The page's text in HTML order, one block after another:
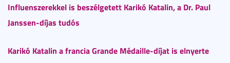
Influenszerekkel is beszélgetett Karikó Katalin, a Dr. Paul
Janssen-díjas tudós
Karikó Katalin a francia Grande Médaille-díjat is elnyerte